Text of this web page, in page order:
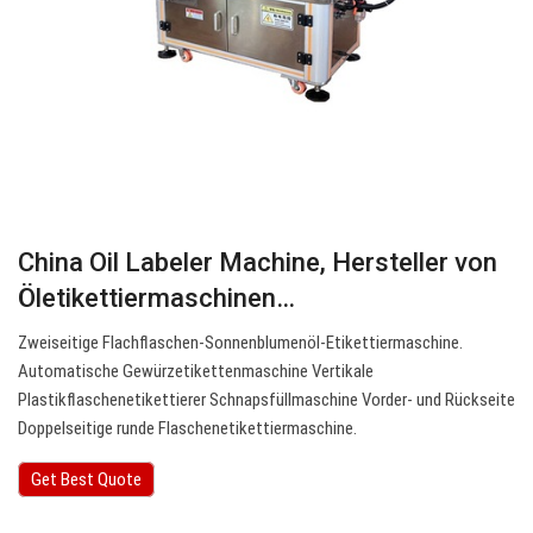
China Oil Labeler Machine, Hersteller von
Öletikettiermaschinen…
Zweiseitige Flachflaschen-Sonnenblumenöl-Etikettiermaschine.
Automatische Gewürzetikettenmaschine Vertikale
Plastikflaschenetikettierer Schnapsfüllmaschine Vorder- und Rückseite
Doppelseitige runde Flaschenetikettiermaschine.
Get Best Quote